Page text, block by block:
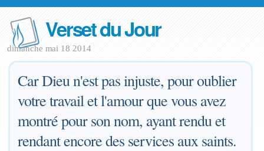
Verset du Jour
dimanche mai 18 2014
Car Dieu n'est pas injuste, pour oublier
votre travail et l'amour que vous avez
montré pour son nom, ayant rendu et
rendant encore des services aux saints.